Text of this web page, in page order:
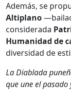
Además, se
Altiplano
considerada
Humanidad de
diversidad de
La Diablada
que une el